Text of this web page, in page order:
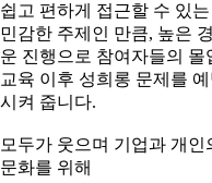
쉽고 편하게 접근할 수 있
민감한 주제인 만큼, 높은
운 진행으로 참여자들의 몰
교육 이후 성희롱 문제를
시켜 줍니다.
모두가 웃으며 기업과 개
문화를 위해